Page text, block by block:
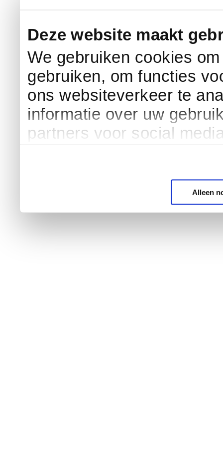
Deze website maakt
We gebruiken cookies
gebruiken, om functies
ons websiteverkeer te
informatie over uw
partners voor social
Alleen